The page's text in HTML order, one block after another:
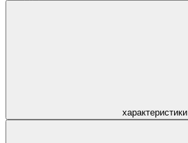
характеристики